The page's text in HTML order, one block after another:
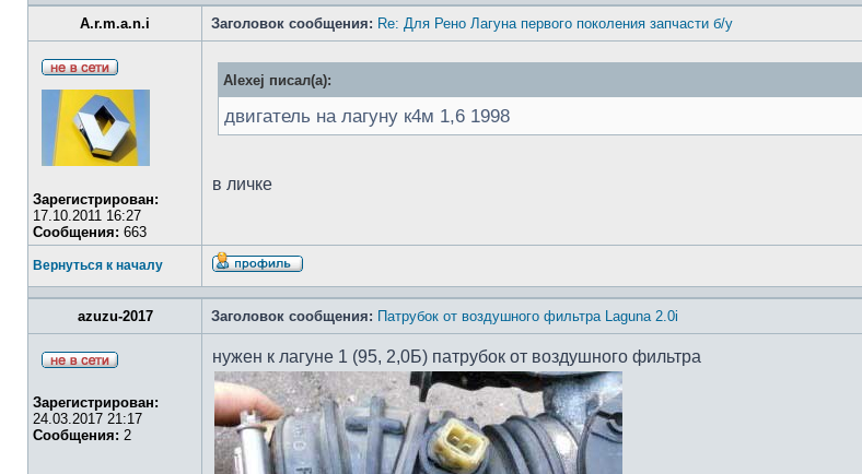
A.r.m.a.n.i Заголовок сообщения: Re: Для Рено Лагуна первого поколения запчасти б/у
Зарегистрирован:
17.10.2011 16:27
Сообщения: 663
Alexej писал(а):
двигатель на лагуну к4м 1,6 1998
в личке
Вернуться к началу
azuzu-2017 Заголовок сообщения: Патрубок от воздушного фильтра Laguna 2.0i
Зарегистрирован:
24.03.2017 21:17
Сообщения: 2
нужен к лагуне 1 (95, 2,0Б) патрубок от воздушного фильтра